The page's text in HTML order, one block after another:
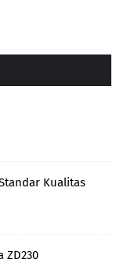
Kualitas
ZD230